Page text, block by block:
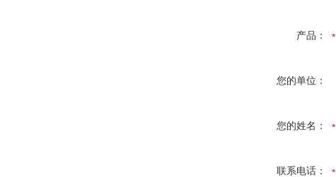
产品：
您的单位：
您的姓名：
联系电话：